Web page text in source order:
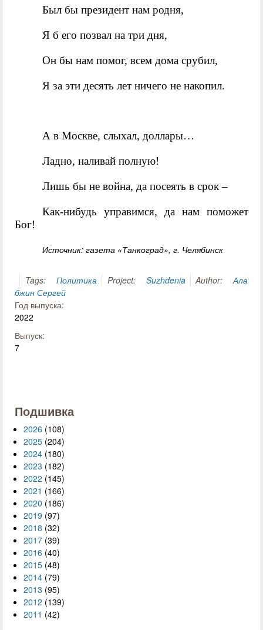
Был бы президент нам родня,
Я б его позвал на три дня,
Он бы нам помог, всем дома срубил,
Я за эти десять лет ничего не накопил.
А в Москве, слыхал, доллары…
Ладно, наливай полную!
Лишь бы не война, да посеять в срок –
Как-нибудь управимся, да нам поможет
Бог!
Источник: газета «Танкоград», г. Челябинск
Tags: Политика Project: Suzhdenia Author:
Ала
бжин Сергей
Год выпуска:
2022
Выпуск:
7
Подшивка
2026 (108)
2025 (204)
2024 (180)
2023 (182)
2022 (145)
2021 (166)
2020 (186)
2019 (97)
2018 (32)
2017 (39)
2016 (40)
2015 (48)
2014 (79)
2013 (95)
2012 (139)
2011 (42)